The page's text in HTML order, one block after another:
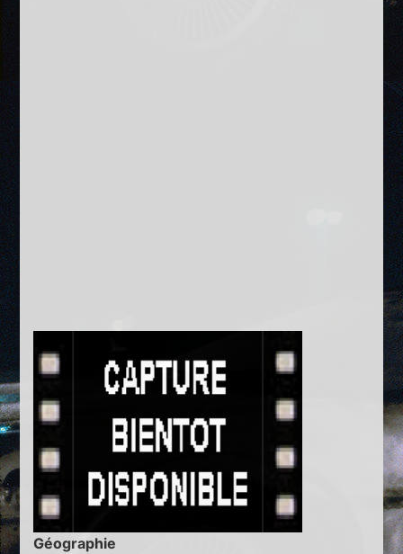
Géographie